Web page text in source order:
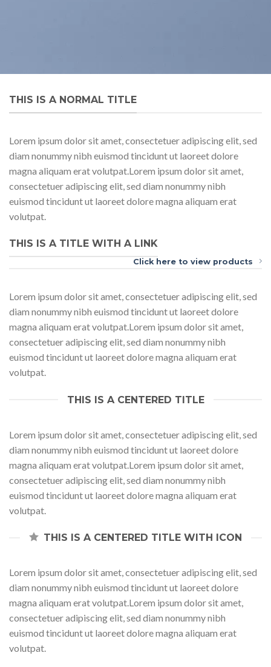
THIS IS A NORMAL TITLE
Lorem ipsum dolor sit amet, consectetuer adipiscing elit, sed
diam nonummy nibh euismod tincidunt ut laoreet dolore
magna aliquam erat volutpat.Lorem ipsum dolor sit amet,
consectetuer adipiscing elit, sed diam nonummy nibh
euismod tincidunt ut laoreet dolore magna aliquam erat
volutpat.
THIS IS A TITLE WITH A LINK
Click here to view products
Lorem ipsum dolor sit amet, consectetuer adipiscing elit, sed
diam nonummy nibh euismod tincidunt ut laoreet dolore
magna aliquam erat volutpat.Lorem ipsum dolor sit amet,
consectetuer adipiscing elit, sed diam nonummy nibh
euismod tincidunt ut laoreet dolore magna aliquam erat
volutpat.
THIS IS A CENTERED TITLE
Lorem ipsum dolor sit amet, consectetuer adipiscing elit, sed
diam nonummy nibh euismod tincidunt ut laoreet dolore
magna aliquam erat volutpat.Lorem ipsum dolor sit amet,
consectetuer adipiscing elit, sed diam nonummy nibh
euismod tincidunt ut laoreet dolore magna aliquam erat
volutpat.
THIS IS A CENTERED TITLE WITH ICON
Lorem ipsum dolor sit amet, consectetuer adipiscing elit, sed
diam nonummy nibh euismod tincidunt ut laoreet dolore
magna aliquam erat volutpat.Lorem ipsum dolor sit amet,
consectetuer adipiscing elit, sed diam nonummy nibh
euismod tincidunt ut laoreet dolore magna aliquam erat
volutpat.